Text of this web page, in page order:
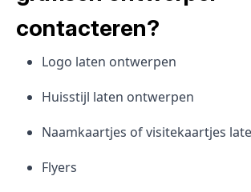
contacteren?
Logo laten ontwerpen
Huisstijl laten ontwerpen
Naamkaartjes of visitekaartjes
Flyers